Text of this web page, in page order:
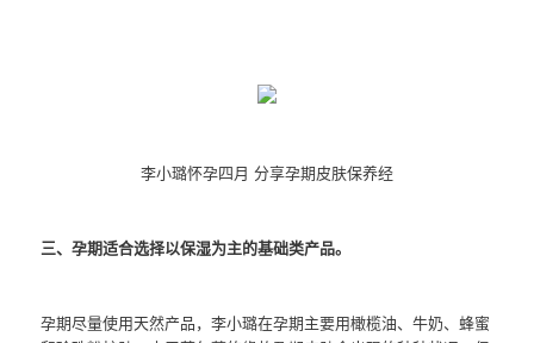
李小璐怀孕四月 分享孕期皮肤保养经
三、孕期适合选择以保湿为主的基础类产品。
孕期尽量使用天然产品，李小璐在孕期主要用橄榄油、牛奶、蜂蜜